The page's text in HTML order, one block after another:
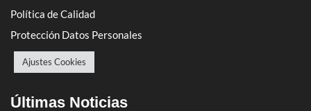
Política de Calidad
Protección Datos Personales
Ajustes Cookies
Últimas Noticias
16/12/2021
Ensayo de abonado en cereal: Trigo de regadío 2021
16/11/2022